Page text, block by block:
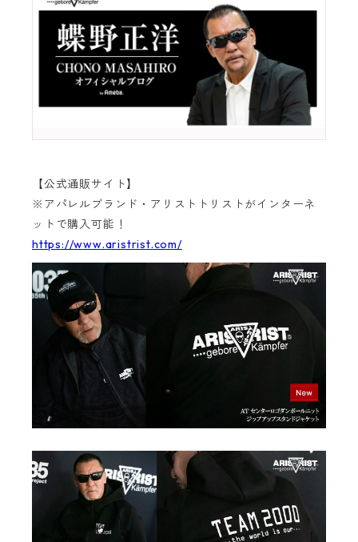
【公式通販サイト】
※アパレルブランド・アリストトリストがインターネ
ットで購入可能！
https://www.aristrist.com/